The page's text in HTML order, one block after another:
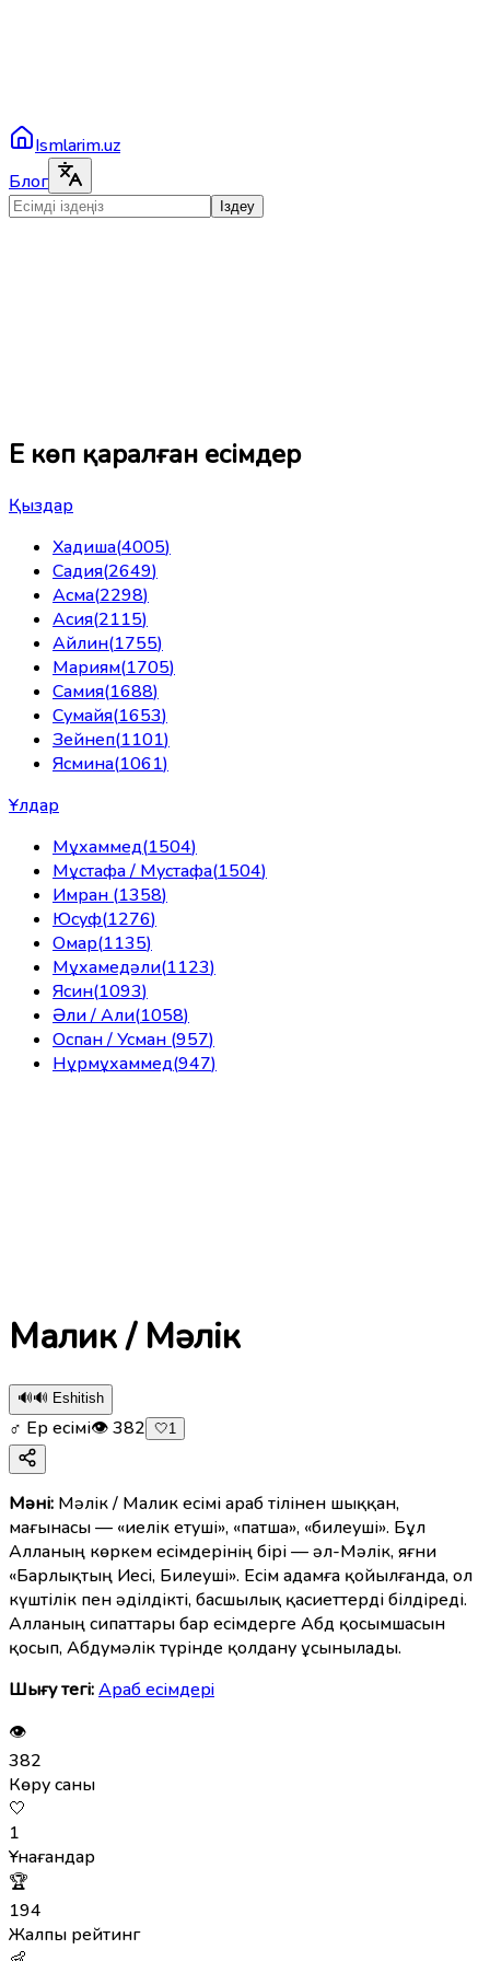
Ismlarim.uz
Блог
Іздеу
Ең көп қаралған есімдер
Қыздар
Хадиша(4005)
Садия(2649)
Асма(2298)
Асия(2115)
Айлин(1755)
Мариям(1705)
Самия(1688)
Сумайя(1653)
Зейнеп(1101)
Ясмина(1061)
Ұлдар
Мұхаммед(1504)
Мұстафа / Мустафа(1504)
Имран (1358)
Юсуф(1276)
Омар(1135)
Мұхамедәли(1123)
Ясин(1093)
Әли / Али(1058)
Оспан / Усман (957)
Нұрмұхаммед(947)
Малик / Мәлік
🔊🔊 Eshitish
♂ Ер есімі👁382 🤍1
Мәні: Мәлік / Малик есімі араб тілінен шыққан,
мағынасы — «иелік етуші», «патша», «билеуші». Бұл
Алланың көркем есімдерінің бірі — әл-Мәлік, яғни
«Барлықтың Иесі, Билеуші». Есім адамға қойылғанда, ол
күштілік пен әділдікті, басшылық қасиеттерді білдіреді.
Алланың сипаттары бар есімдерге Абд қосымшасын
қосып, Абдумәлік түрінде қолдану ұсынылады.
Шығу тегі:Араб есімдерi
👁
382
Көру саны
🤍
1
Ұнағандар
🏆
194
Жалпы рейтинг